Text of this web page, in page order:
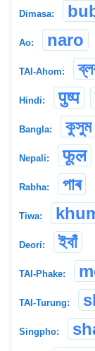
Dimasa:
Ao: naro
TAI-Ahom:
Hindi: पुष्प
Bangla: কুসুম
Nepali: फूल
Rabha: পাৰ
Tiwa:
Deori: ইবাঁ
TAI-Phake:
TAI-Turung:
Singpho: